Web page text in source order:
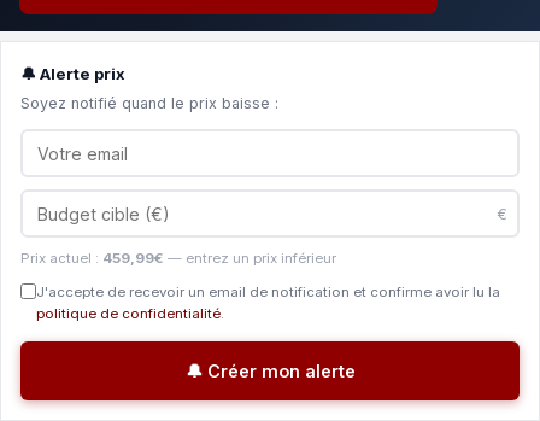
🔔 Alerte prix
Soyez notifié quand le prix baisse :
€
Prix actuel : 459,99€ — entrez un prix inférieur
J'accepte de recevoir un email de notification et confirme avoir lu la
politique de confidentialité.
🔔 Créer mon alerte